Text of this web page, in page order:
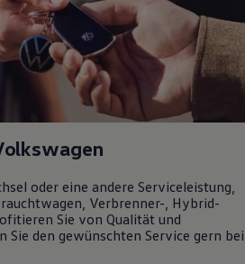
und Flüssigkeiten
Reifen
und Unfallhilfe
Service
Teile
Zubehör
Pflege
und Elektronik
Ladekabel
Ihr Modell finden
Apps, Login und Shop
oder eine andere Serviceleistung,
, Verbrenner-, Hybrid-
Sie von Qualität und
Sie den gewünschten Service gern bei